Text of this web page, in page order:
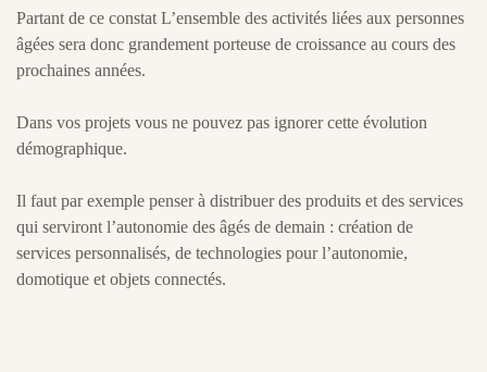
Partant de ce constat L’ensemble des activités liées aux personnes
âgées sera donc grandement porteuse de croissance au cours des
prochaines années.
Dans vos projets vous ne pouvez pas ignorer cette évolution
démographique.
Il faut par exemple penser à distribuer des produits et des services
qui serviront l’autonomie des âgés de demain : création de
services personnalisés, de technologies pour l’autonomie,
domotique et objets connectés.